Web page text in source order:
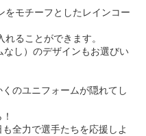
をモチーフとしたレインコー
ることができます。
なし）のデザインもお選びい
のユニフォームが隠れてし
全力で選手たちを応援しよ